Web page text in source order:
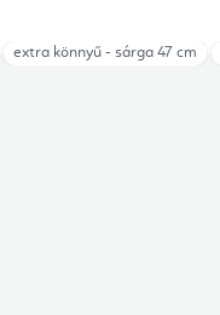
extra könnyű - sárga 47 cm